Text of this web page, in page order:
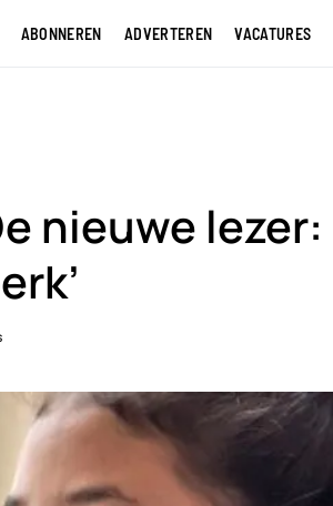
ABONNEREN ADVERTEREN VACATURES
nieuwe lezer: